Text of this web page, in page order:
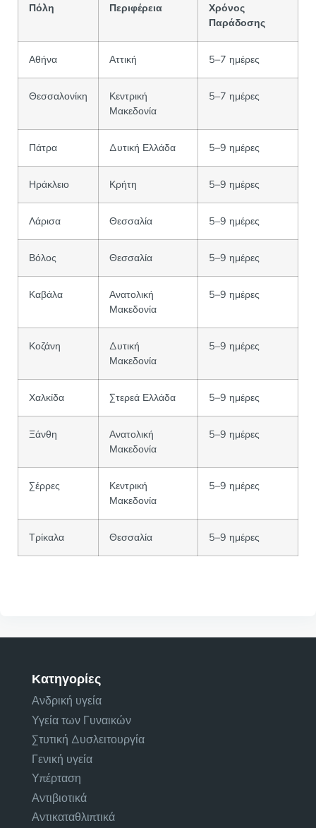
Πόλη Περιφέρεια
Χρόνος
Παράδοσης
Αθήνα Αττική 5–7 ημέρες
Θεσσαλονίκη
Κεντρική
Μακεδονία
5–7 ημέρες
Πάτρα Δυτική Ελλάδα 5–9 ημέρες
Ηράκλειο Κρήτη 5–9 ημέρες
Λάρισα Θεσσαλία 5–9 ημέρες
Βόλος Θεσσαλία 5–9 ημέρες
Καβάλα
Ανατολική
Μακεδονία
5–9 ημέρες
Κοζάνη
Δυτική
Μακεδονία
5–9 ημέρες
Χαλκίδα Στερεά Ελλάδα 5–9 ημέρες
Ξάνθη
Ανατολική
Μακεδονία
5–9 ημέρες
Σέρρες
Κεντρική
Μακεδονία
5–9 ημέρες
Τρίκαλα Θεσσαλία 5–9 ημέρες
Κατηγορίες
Ανδρική υγεία
Υγεία των Γυναικών
Στυτική Δυσλειτουργία
Γενική υγεία
Υπέρταση
Αντιβιοτικά
Αντικαταθλιπτικά